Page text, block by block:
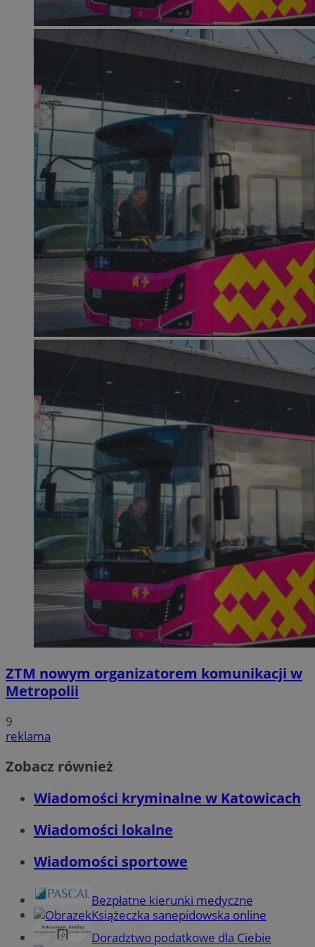
ZTM nowym organizatorem komunikacji w
Metropolii
9
reklama
Zobacz również
Wiadomości kryminalne w Katowicach
Wiadomości lokalne
Wiadomości sportowe
Bezpłatne kierunki medyczne
Książeczka sanepidowska online
Doradztwo podatkowe dla Ciebie